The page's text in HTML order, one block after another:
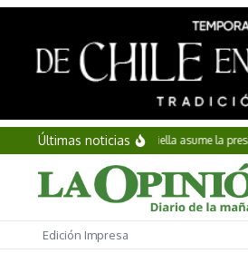
Saltar al contenido
Últimas noticias
Abelardo de la Espriella asume la
Edición Impresa